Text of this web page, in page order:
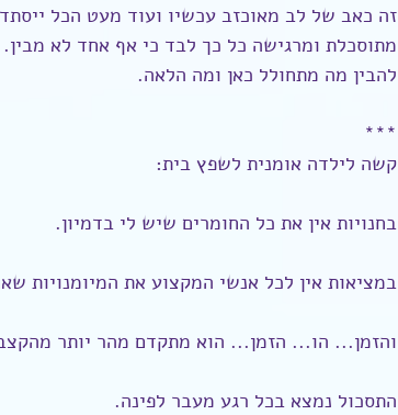
מתוסכלת ומרגישה כל כך לבד כי אף אחד לא
להבין מה מתחולל כאן ומה הלאה.
***
קשה לילדה אומנית לשפץ בית:
בחנויות אין את כל החומרים שיש לי בדמיון.
במציאות אין לכל אנשי המקצוע את המיומנויות
והזמן... הו... הזמן... הוא מתקדם מהר יותר
התסכול נמצא בכל רגע מעבר לפינה.